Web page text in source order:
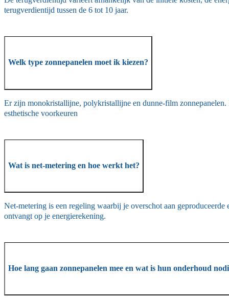
terugverdientijd tussen de 6 tot 10 jaar.
Welk type zonnepanelen moet ik kiezen?
Er zijn monokristallijne, polykristallijne en dunne-film
esthetische voorkeuren
Wat is net-metering en hoe werkt het?
Net-metering is een regeling waarbij je overschot aan
ontvangt op je energierekening.
Hoe lang gaan zonnepanelen mee en wat is hun onderhoud